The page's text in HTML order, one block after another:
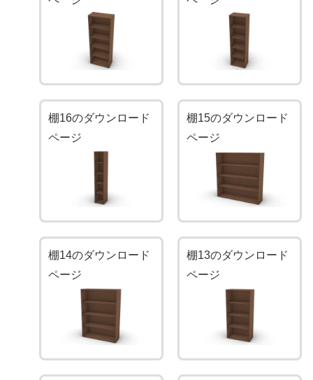
棚16のダウンロード
ページ
棚15のダウンロード
ページ
棚14のダウンロード
ページ
棚13のダウンロード
ページ